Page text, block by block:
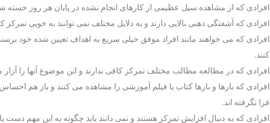
افرادی که از مشاهده سیل عظیمی از کارهای انجام نشده در پایان هر روز خسته
افرادی که آشفتگی ذهنی بالایی دارند و به دلایل مختلف نمی توانند به خوبی تمرکز
افرادی که می خواهند مانند افراد موفق خیلی سریع به اهداف تعیین شده خود
کنند.
افرادی که در مطالعه مطالب مختلف تمرکز کافی ندارند و این موضوع آنها را
افرادی که بارها و بارها کتاب یا فیلم آموزشی را مشاهده می کنند و باز هم
فرا نگرفته اند.
افرادی که به دنبال افزایش تمرکز هستند و نمی دانند باید چگونه به این مهم دست